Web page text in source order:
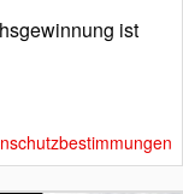
ist